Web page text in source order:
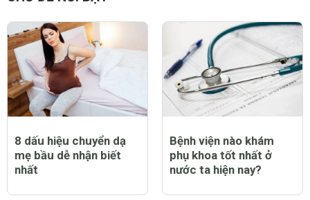
8 dấu hiệu chuyển dạ
mẹ bầu dễ nhận biết
nhất
Bệnh viện nào khám
phụ khoa tốt nhất ở
nước ta hiện nay?